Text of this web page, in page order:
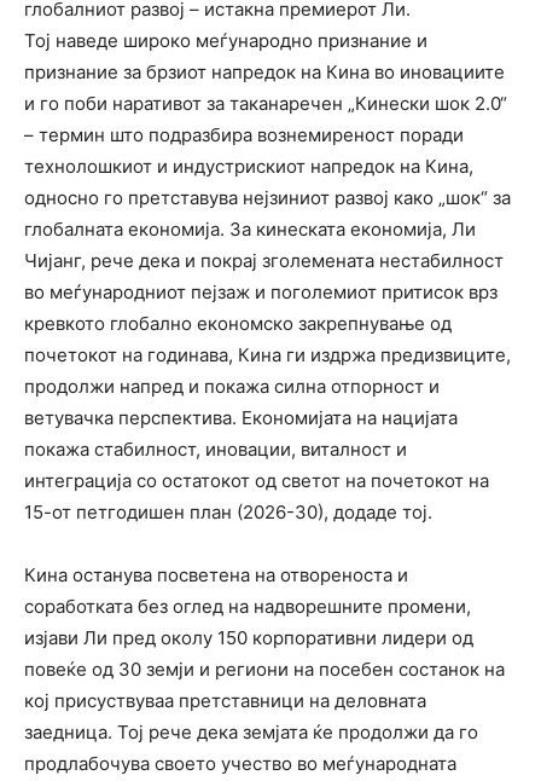
глобалниот развој – истакна премиерот Ли.
Тој наведе широко меѓународно признание и
признание за брзиот напредок на Кина во иновациите
и го поби наративот за таканаречен „Кинески шок 2.0“
– термин што подразбира вознемиреност поради
технолошкиот и индустрискиот напредок на Кина,
односно го претставува нејзиниот развој како „шок“ за
глобалната економија. За кинеската економија, Ли
Чијанг, рече дека и покрај зголемената нестабилност
во меѓународниот пејзаж и поголемиот притисок врз
кревкото глобално економско закрепнување од
почетокот на годинава, Кина ги издржа предизвиците,
продолжи напред и покажа силна отпорност и
ветувачка перспектива. Економијата на нацијата
покажа стабилност, иновации, виталност и
интеграција со остатокот од светот на почетокот на
15-от петгодишен план (2026-30), додаде тој.
Кина останува посветена на отвореноста и
соработката без оглед на надворешните промени,
изјави Ли пред околу 150 корпоративни лидери од
повеќе од 30 земји и региони на посебен состанок на
кој присуствуваа претставници на деловната
заедница. Тој рече дека земјата ќе продолжи да го
продлабочува своето учество во меѓународната